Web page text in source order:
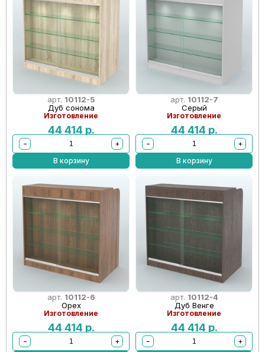
арт. 10112-5
Дуб сонома
Изготовление
44 414 р.
−
+
В корзину
арт. 10112-7
Серый
Изготовление
44 414 р.
−
+
В корзину
арт. 10112-6
Орех
Изготовление
44 414 р.
−
+
арт. 10112-4
Дуб Венге
Изготовление
44 414 р.
−
+